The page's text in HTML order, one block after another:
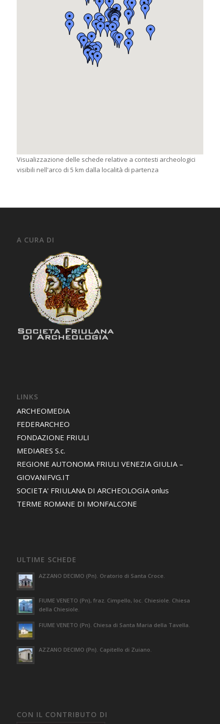
Visualizzazione delle schede relative a contesti archeologici
visibili nell'arco di 5 km dalla località di partenza
A CURA DI
LINKS
ARCHEOMEDIA
FEDERARCHEO
FONDAZIONE FRIULI
MEDIARES S.c.
REGIONE AUTONOMA FRIULI VENEZIA GIULIA –
GIOVANIFVG.IT
SOCIETA' FRIULANA DI ARCHEOLOGIA onlus
TERME ROMANE DI MONFALCONE
ULTIME SCHEDE
AZZANO DECIMO (Pn). Oratorio di Santa Croce.
FIUME VENETO (Pn), fraz. Cimpello, loc. Chiesiole. Chiesa
della Chiesiole.
FIUME VENETO (Pn). Chiesa di Santa Maria della Tavella.
AZZANO DECIMO (Pn). Capitello di Zuiano.
CON IL CONTRIBUTO DI